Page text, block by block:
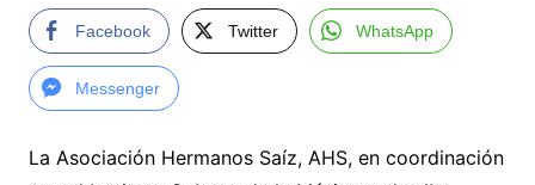
Facebook Twitter WhatsApp
Messenger
La Asociación Hermanos Saíz, AHS, en coordinación